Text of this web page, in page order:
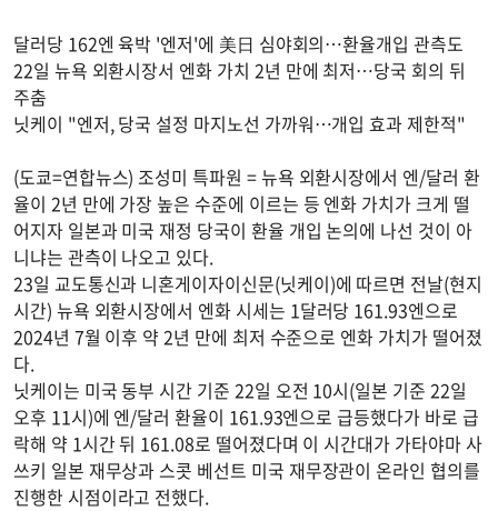
달러당 162엔 육박 '엔저'에 美日 심야회의…환율개입 관측도
22일 뉴욕 외환시장서 엔화 가치 2년 만에 최저…당국 회의 뒤
주춤
닛케이 "엔저, 당국 설정 마지노선 가까워…개입 효과 제한적"
(도쿄=연합뉴스) 조성미 특파원 = 뉴욕 외환시장에서 엔/달러 환
율이 2년 만에 가장 높은 수준에 이르는 등 엔화 가치가 크게 떨
어지자 일본과 미국 재정 당국이 환율 개입 논의에 나선 것이 아
니냐는 관측이 나오고 있다.
23일 교도통신과 니혼게이자이신문(닛케이)에 따르면 전날(현지
시간) 뉴욕 외환시장에서 엔화 시세는 1달러당 161.93엔으로
2024년 7월 이후 약 2년 만에 최저 수준으로 엔화 가치가 떨어졌
다.
닛케이는 미국 동부 시간 기준 22일 오전 10시(일본 기준 22일
오후 11시)에 엔/달러 환율이 161.93엔으로 급등했다가 바로 급
락해 약 1시간 뒤 161.08로 떨어졌다며 이 시간대가 가타야마 사
쓰키 일본 재무상과 스콧 베선트 미국 재무장관이 온라인 협의를
진행한 시점이라고 전했다.